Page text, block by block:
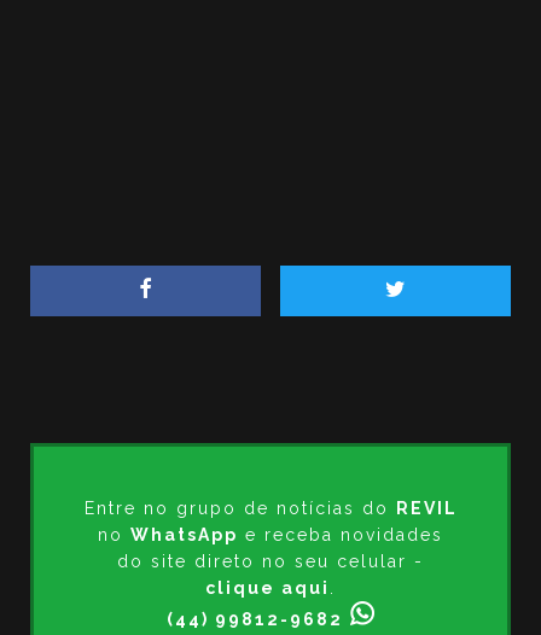
Entre no grupo de notícias do
REVIL
no WhatsApp e receba novidades
do site direto no seu celular -
clique aqui
(44) 99812-9682